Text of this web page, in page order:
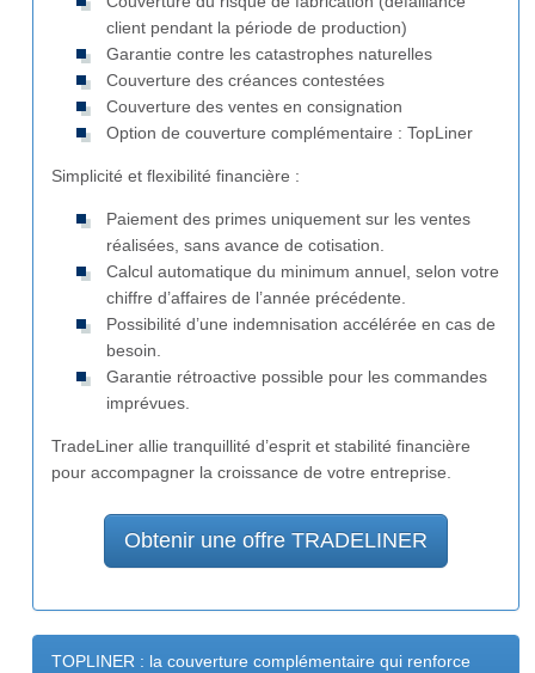
client pendant la période de production)
Garantie contre les catastrophes naturelles
Couverture des créances contestées
Couverture des ventes en consignation
Option de couverture complémentaire : TopLiner
Simplicité et flexibilité financière :
Paiement des primes uniquement sur les ventes
réalisées, sans avance de cotisation.
Calcul automatique du minimum annuel, selon votre
chiffre d’affaires de l’année précédente.
Possibilité d’une indemnisation accélérée en cas de
besoin.
Garantie rétroactive possible pour les commandes
imprévues.
TradeLiner allie tranquillité d’esprit et stabilité financière
pour accompagner la croissance de votre entreprise.
Obtenir une offre TRADELINER
TOPLINER : la couverture complémentaire qui renforce